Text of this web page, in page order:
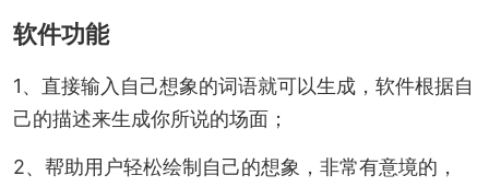
软件功能
1、直接输入自己想象的词语就可以生成，软件根据自
己的描述来生成你所说的场面；
2、帮助用户轻松绘制自己的想象，非常有意境的，